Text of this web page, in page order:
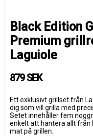
Black Edition
Premium
Laguiole
879 SEK
Ett exklusivt grillset från
dig som vill grilla med
Setet innehåller fem
enkelt att hantera allt från
mat på grillen.